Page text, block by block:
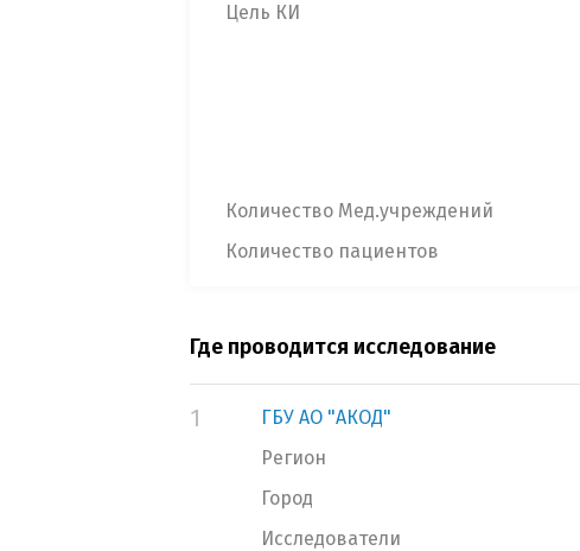
Цель КИ
Количество Мед.учреждений
Количество пациентов
Где проводится исследование
1
ГБУ АО "АКОД"
Регион
Город
Исследователи